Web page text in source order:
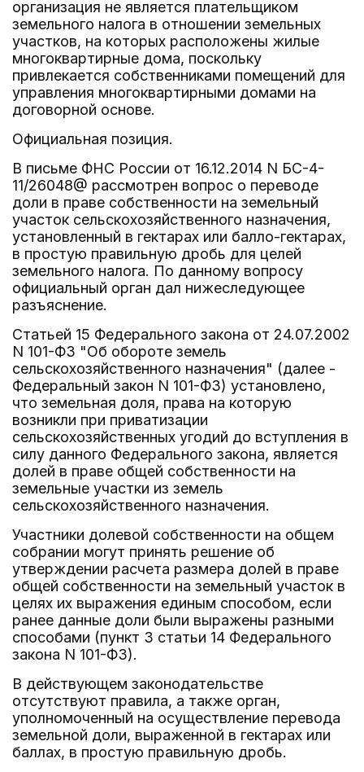
организация не является плательщиком
земельного налога в отношении земельных
участков, на которых расположены жилые
многоквартирные дома, поскольку
привлекается собственниками помещений для
управления многоквартирными домами на
договорной основе.
Официальная позиция.
В письме ФНС России от 16.12.2014 N БС-4-
11/26048@ рассмотрен вопрос о переводе
доли в праве собственности на земельный
участок сельскохозяйственного назначения,
установленный в гектарах или балло-гектарах,
в простую правильную дробь для целей
земельного налога. По данному вопросу
официальный орган дал нижеследующее
разъяснение.
Статьей 15 Федерального закона от 24.07.2002
N 101-ФЗ "Об обороте земель
сельскохозяйственного назначения" (далее -
Федеральный закон N 101-ФЗ) установлено,
что земельная доля, права на которую
возникли при приватизации
сельскохозяйственных угодий до вступления в
силу данного Федерального закона, является
долей в праве общей собственности на
земельные участки из земель
сельскохозяйственного назначения.
Участники долевой собственности на общем
собрании могут принять решение об
утверждении расчета размера долей в праве
общей собственности на земельный участок в
целях их выражения единым способом, если
ранее данные доли были выражены разными
способами (пункт 3 статьи 14 Федерального
закона N 101-ФЗ).
В действующем законодательстве
отсутствуют правила, а также орган,
уполномоченный на осуществление перевода
земельной доли, выраженной в гектарах или
баллах, в простую правильную дробь.